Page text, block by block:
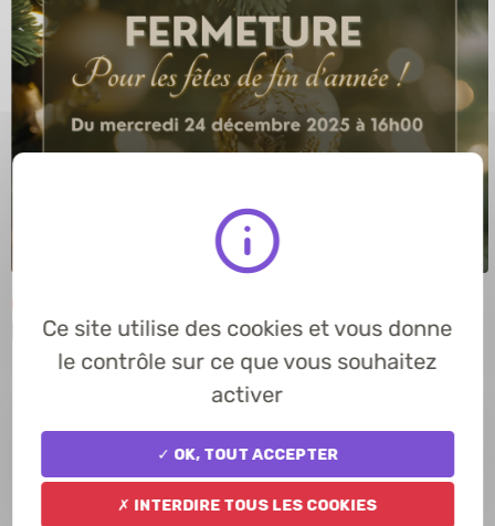
Publié le 18/12/2025
Fermeture - Fêtes de fin d'année
Ce site utilise des cookies et vous donne
le contrôle sur ce que vous souhaitez
activer
✓ OK, tout accepter
✗ Interdire tous les cookies